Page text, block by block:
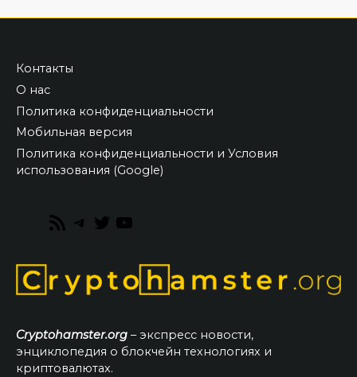
Контакты
О нас
Политика конфиденциальности
Мобильная версия
Политика конфиденциальности и Условия
использования (Google)
RSS
Telegram
Twitter
Cryptohamster.org – экспресс новости,
энциклопедия о блокчейн технологиях и
криптовалютах.